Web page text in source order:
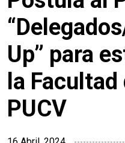
Up” para
la
PUCV